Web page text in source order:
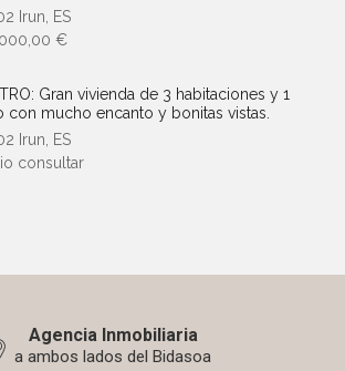
Irun, ES
€
Gran vivienda de 3 habitaciones y 1
con mucho encanto y bonitas vistas.
Irun, ES
consultar
Agencia Inmobiliaria
a ambos lados del Bidasoa